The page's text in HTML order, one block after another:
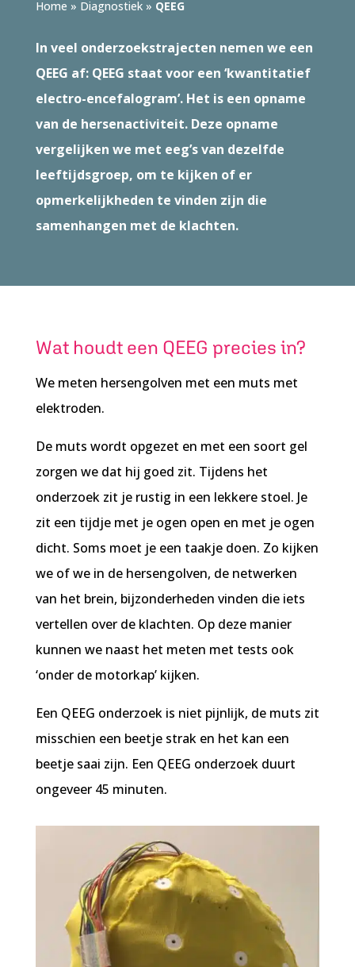
Home » Diagnostiek» QEEG
In veel onderzoekstrajecten nemen we een
QEEG af: QEEG staat voor een ‘kwantitatief
electro-encefalogram’. Het is een opname
van de hersenactiviteit. Deze opname
vergelijken we met eeg’s van dezelfde
leeftijdsgroep, om te kijken of er
opmerkelijkheden te vinden zijn die
samenhangen met de klachten.
Wat houdt een QEEG precies in?
We meten hersengolven met een muts met
elektroden.
De muts wordt opgezet en met een soort gel
zorgen we dat hij goed zit. Tijdens het
onderzoek zit je rustig in een lekkere stoel. Je
zit een tijdje met je ogen open en met je ogen
dicht. Soms moet je een taakje doen. Zo kijken
we of we in de hersengolven, de netwerken
van het brein, bijzonderheden vinden die iets
vertellen over de klachten. Op deze manier
kunnen we naast het meten met tests ook
‘onder de motorkap’ kijken.
Een QEEG onderzoek is niet pijnlijk, de muts zit
misschien een beetje strak en het kan een
beetje saai zijn. Een QEEG onderzoek duurt
ongeveer 45 minuten.